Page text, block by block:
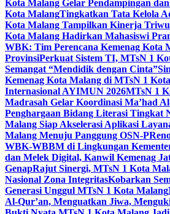
Kota Malang Gelar Pendampingan
Kota MalangTingkatkan Tata Kelola
Kota Malang Tampilkan Kinerja
Kota Malang Hadirkan Mahasiswi
WBK: Tim Perencana Kemenag Kota
ProvinsiPerkuat Sistem TI, MTsN 1
Semangat “Mendidik dengan Cinta”
Kemenag Kota Malang di MTsN 1
Internasional AYIMUN 2026MTsN 1
Madrasah Gelar Koordinasi Ma’had
Penghargaan Bidang Literasi Tingkat
Malang Siap Akselerasi Aplikasi
Malang Menuju Panggung OSN-P
WBK-WBBM di Lingkungan
dan Melek Digital, Kanwil Kemenag
GenapRajut Sinergi, MTsN 1 Kota
Nasional Zona IntegritasKobarkan
Generasi Unggul MTsN 1 Kota Malang
Al-Qur’an, Menguatkan Jiwa,